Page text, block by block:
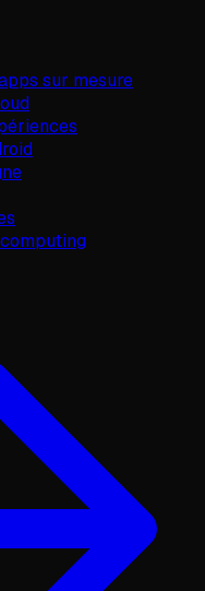
sur mesure